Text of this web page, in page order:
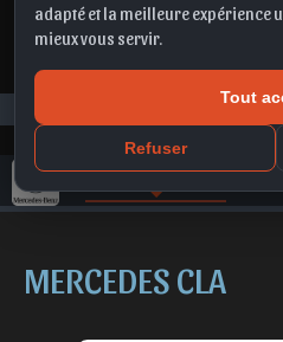
adapté et la meilleure expérience
mieux vous servir.
Tout
Refuser
MERCEDES
GAMME MERCEDES
MERCEDES CLA